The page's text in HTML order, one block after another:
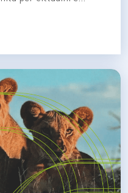
un’applicazione
un ecosistema di
trasparente e certificata.